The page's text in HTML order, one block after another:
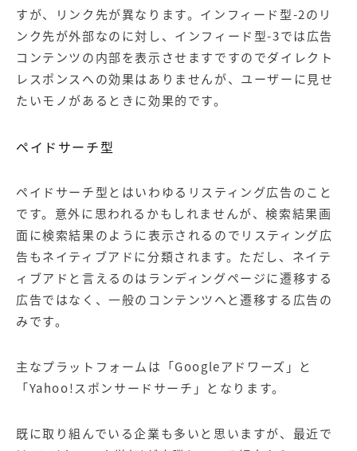
すが、リンク先が異なります。インフィード型-2のリ
ンク先が外部なのに対し、インフィード型-3では広告
コンテンツの内部を表示させますですのでダイレクト
レスポンスへの効果はありませんが、ユーザーに見せ
たいモノがあるときに効果的です。
ペイドサーチ型
ペイドサーチ型とはいわゆるリスティング広告のこと
です。意外に思われるかもしれませんが、検索結果画
面に検索結果のように表示されるのでリスティング広
告もネイティブアドに分類されます。ただし、ネイテ
ィブアドと言えるのは ランディングページに遷移する
広告ではなく、一般のコンテンツへと遷移する広告の
みです。
主なプラットフォームは「Googleアドワーズ」と
「Yahoo!スポンサードサーチ」となります。
既に取り組んでいる企業も多いと思いますが、最近で